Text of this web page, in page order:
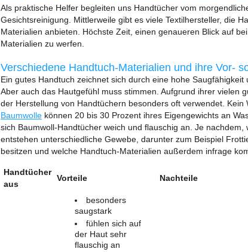
Als praktische Helfer begleiten uns Handtücher vom
Gesichtsreinigung. Mittlerweile gibt es viele Textilhersteller, die
Materialien anbieten. Höchste Zeit, einen genaueren Blick auf
Materialien zu werfen.
Verschiedene Handtuch-Materialien und ihre Vor-
Ein gutes Handtuch zeichnet sich durch eine hohe Saugfähigkeit
Aber auch das Hautgefühl muss stimmen. Aufgrund ihrer vielen
der Herstellung von Handtüchern besonders oft verwendet. Kein
Baumwolle können 20 bis 30 Prozent ihres Eigengewichts an
sich Baumwoll-Handtücher weich und flauschig an. Je nachdem,
entstehen unterschiedliche Gewebe, darunter zum Beispiel
besitzen und welche Handtuch-Materialien außerdem infrage
Handtücher
aus
Vorteile Nachteile
besonders
saugstark
fühlen sich auf
der Haut sehr
flauschig an